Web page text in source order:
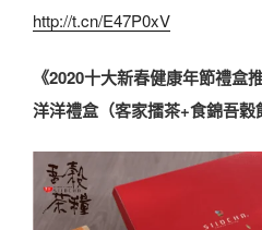
http://t.cn/E47P0xV
《2020十大新春健康年節禮
洋洋禮盒（客家擂茶+食錦吾穀